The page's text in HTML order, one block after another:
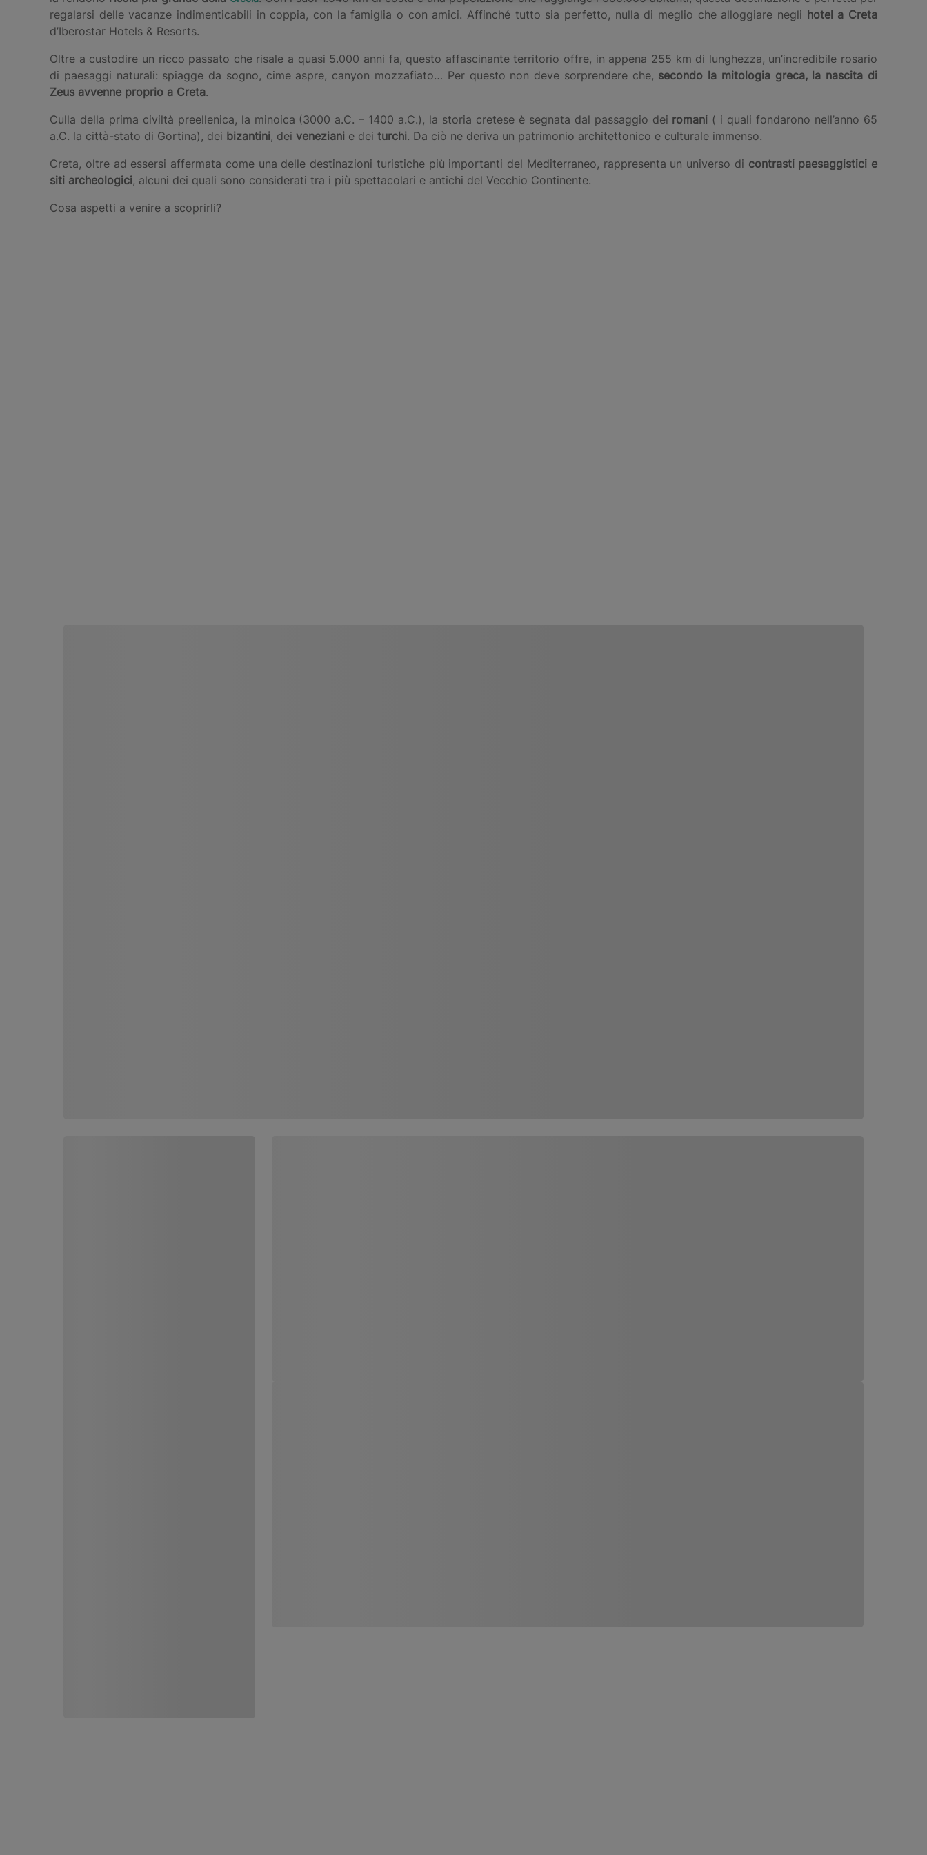
regalarsi delle vacanze indimenticabili in coppia, con la famiglia o con amici. Affinché tutto sia perfetto, nulla di meglio che alloggiare negli hotel a Creta
d’Iberostar Hotels & Resorts.
Oltre a custodire un ricco passato che risale a quasi 5.000 anni fa, questo affascinante territorio offre, in appena 255 km di lunghezza, un’incredibile rosario
di paesaggi naturali: spiagge da sogno, cime aspre, canyon mozzafiato… Per questo non deve sorprendere che, secondo la mitologia greca, la nascita di
Zeus avvenne proprio a Creta.
Culla della prima civiltà preellenica, la minoica (3000 a.C. – 1400 a.C.), la storia cretese è segnata dal passaggio dei romani ( i quali fondarono nell’anno 65
a.C. la città-stato di Gortina), dei bizantini, dei veneziani e dei turchi. Da ciò ne deriva un patrimonio architettonico e culturale immenso.
Creta, oltre ad essersi affermata come una delle destinazioni turistiche più importanti del Mediterraneo, rappresenta un universo di contrasti paesaggistici e
siti archeologici, alcuni dei quali sono considerati tra i più spettacolari e antichi del Vecchio Continente.
Cosa aspetti a venire a scoprirli?